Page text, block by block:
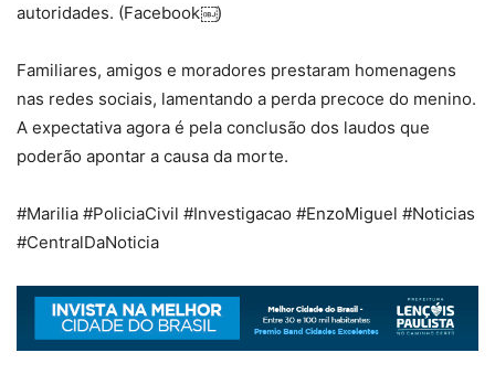
autoridades. (Facebook￼)
Familiares, amigos e moradores prestaram homenagens
nas redes sociais, lamentando a perda precoce do menino.
A expectativa agora é pela conclusão dos laudos que
poderão apontar a causa da morte.
#Marilia #PoliciaCivil #Investigacao #EnzoMiguel #Noticias
#CentralDaNoticia